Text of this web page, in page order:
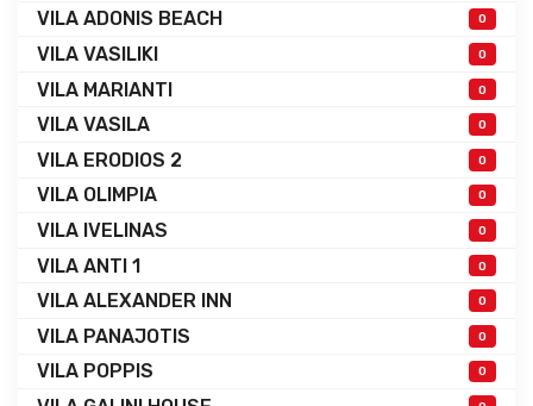
VILA ADONIS BEACH 0
VILA VASILIKI 0
VILA MARIANTI 0
VILA VASILA 0
VILA ERODIOS 2 0
VILA OLIMPIA 0
VILA IVELINAS 0
VILA ANTI 1 0
VILA ALEXANDER INN 0
VILA PANAJOTIS 0
VILA POPPIS 0